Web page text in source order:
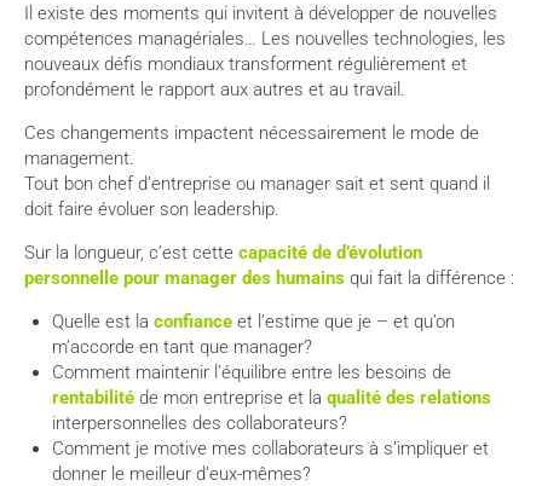
Il existe des moments qui invitent à développer de nouvelles
compétences managériales… Les nouvelles technologies, les
nouveaux défis mondiaux transforment régulièrement et
profondément le rapport aux autres et au travail.
Ces changements impactent nécessairement le mode de
management.
Tout bon chef d’entreprise ou manager sait et sent quand il
doit faire évoluer son leadership.
Sur la longueur, c’est cette capacité de d’évolution
personnelle pour manager des humains qui fait la différence :
Quelle est la confianceet l’estime que je – et qu’on
m’accorde en tant que manager?
Comment maintenir l’équilibre entre les besoins de
rentabilitéde mon entreprise et la qualité des relations
interpersonnelles des collaborateurs?
Comment je motive mes collaborateurs à s’impliquer et
donner le meilleur d’eux-mêmes?